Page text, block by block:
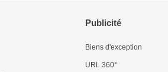
Publicité
Biens d'exception
URL 360°